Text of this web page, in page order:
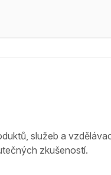
služeb a
zkušeností.